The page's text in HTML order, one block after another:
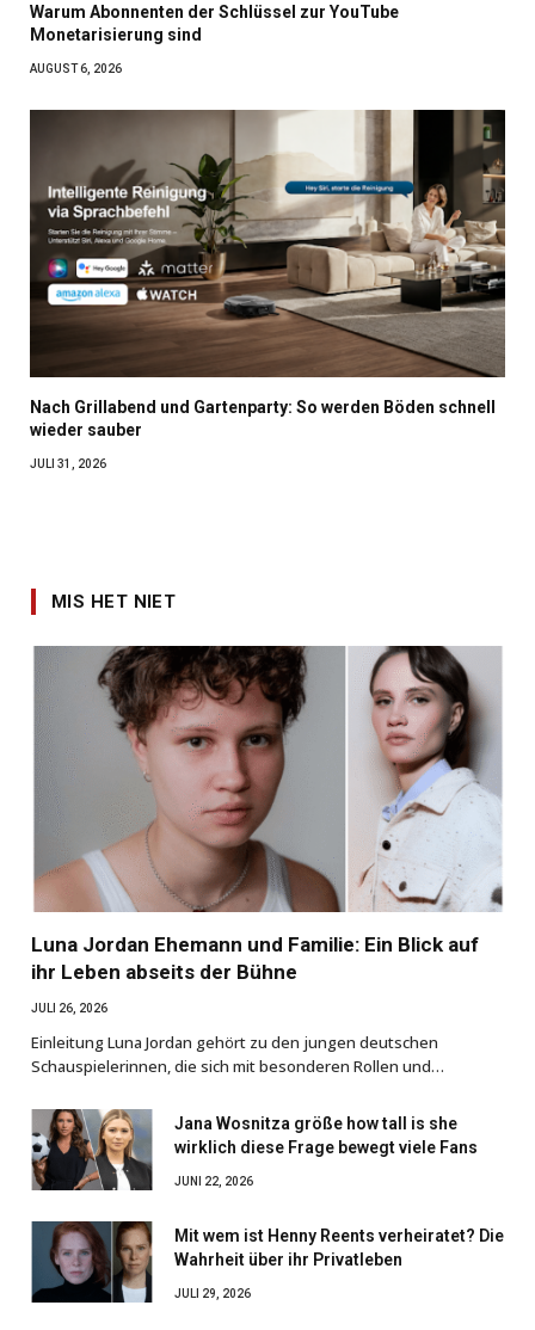
Warum Abonnenten der Schlüssel zur YouTube
Monetarisierung sind
AUGUST 6, 2026
Nach Grillabend und Gartenparty: So werden Böden schnell
wieder sauber
JULI 31, 2026
MIS HET NIET
Luna Jordan Ehemann und Familie: Ein Blick auf
ihr Leben abseits der Bühne
JULI 26, 2026
Einleitung Luna Jordan gehört zu den jungen deutschen
Schauspielerinnen, die sich mit besonderen Rollen und…
Jana Wosnitza größe how tall is she
wirklich diese Frage bewegt viele Fans
JUNI 22, 2026
Mit wem ist Henny Reents verheiratet? Die
Wahrheit über ihr Privatleben
JULI 29, 2026